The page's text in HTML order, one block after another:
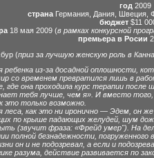
год 2009
страна Германия, Дания, Швеция,
бюджет $11
18 мая 2009 (в рамках конкурсной
премьера в Росии
(приз за лучшую женскую роль в
из-за досадной оплошности,
со временем превратился лишь в
она проходила курс терапии после
тебя лучше, чем я». И вместо
это только возможно.
леса, как это ни иронично — Эдем,
по крыше падающих желудей, шум
(звучит фраза: «Фрейд умер"). На
полной безнадежности,
он и не подозревал, а если и
разума, действие развивается по